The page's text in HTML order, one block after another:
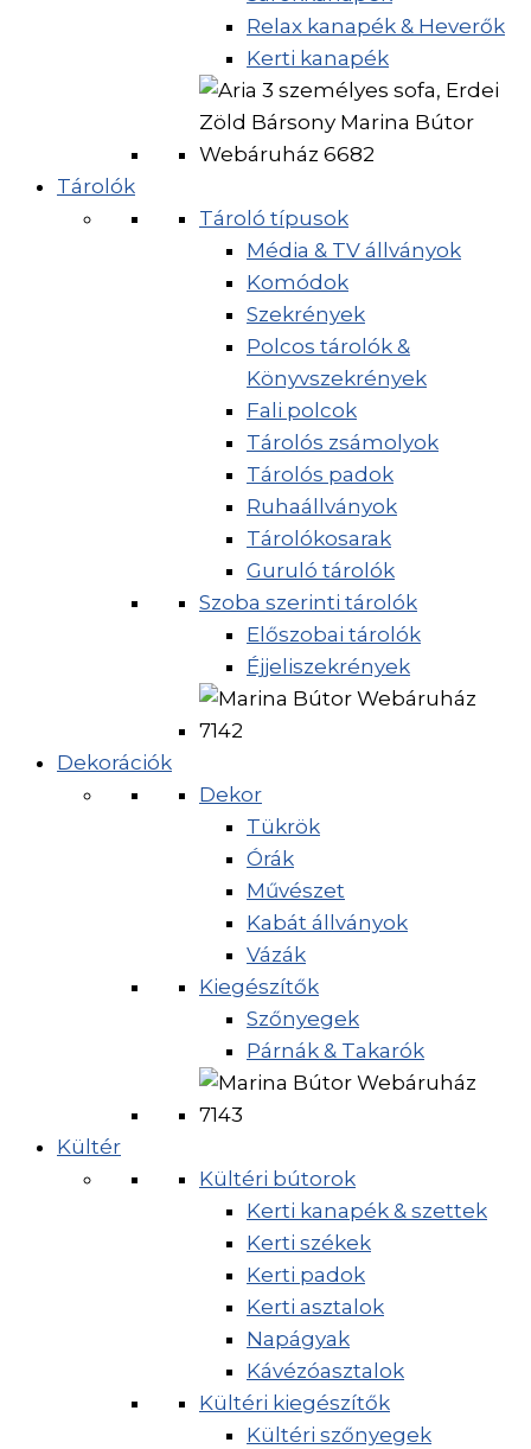
Relax kanapék & Heverők
Kerti kanapék
Tárolók
Tároló típusok
Média & TV állványok
Komódok
Szekrények
Polcos tárolók &
Könyvszekrények
Fali polcok
Tárolós zsámolyok
Tárolós padok
Ruhaállványok
Tárolókosarak
Guruló tárolók
Szoba szerinti tárolók
Előszobai tárolók
Éjjeliszekrények
Dekorációk
Dekor
Tükrök
Órák
Művészet
Kabát állványok
Vázák
Kiegészítők
Szőnyegek
Párnák & Takarók
Kültér
Kültéri bútorok
Kerti kanapék & szettek
Kerti székek
Kerti padok
Kerti asztalok
Napágyak
Kávézóasztalok
Kültéri kiegészítők
Kültéri szőnyegek